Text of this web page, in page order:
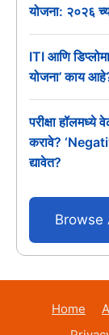
योजना: २०२६
ITI आणि डिप्लोमा
योजना’ काय
परीक्षा
करावे?
द्यावेत?
Browse
Home